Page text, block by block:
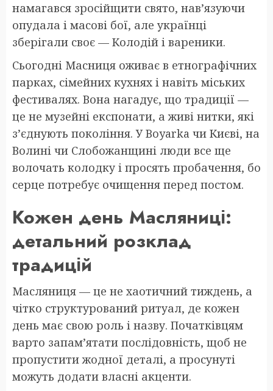
намагався зросійщити свято, нав’язуючи
опудала і масові бої, але українці
зберігали своє — Колодій і вареники.
Сьогодні Масниця оживає в етнографічних
парках, сімейних кухнях і навіть міських
фестивалях. Вона нагадує, що традиції —
це не музейні експонати, а живі нитки, які
з’єднують покоління. У Boyarka чи Києві, на
Волині чи Слобожанщині люди все ще
волочать колодку і просять пробачення, бо
серце потребує очищення перед постом.
Кожен день Масляниці:
детальний розклад
традицій
Масляниця — це не хаотичний тиждень, а
чітко структурований ритуал, де кожен
день має свою роль і назву. Початківцям
варто запам’ятати послідовність, щоб не
пропустити жодної деталі, а просунуті
можуть додати власні акценти.